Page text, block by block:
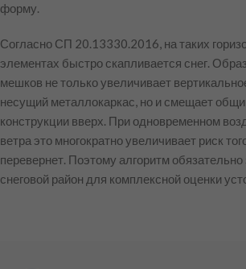
форму.
Согласно СП 20.13330.2016, на таких
элементах быстро скапливается снег.
мешков не только увеличивает
несущий металлокаркас, но и смещает
конструкции вверх. При одновременном
ветра это многократно увеличивает риск
перевернет. Поэтому алгоритм
снеговой район для комплексной оценки